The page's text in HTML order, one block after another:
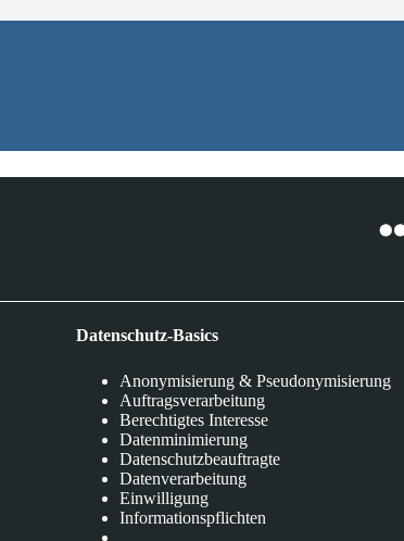
Datenschutz-Basics
Anonymisierung & Pseudonymisierung
Auftragsverarbeitung
Berechtigtes Interesse
Datenminimierung
Datenschutzbeauftragte
Datenverarbeitung
Einwilligung
Informationspflichten